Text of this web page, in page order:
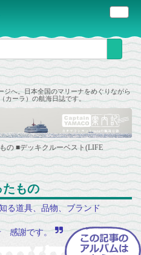
ジへ。日本全国のマリーナをめぐりながら
カーラ）の航海日誌です。
の■デッキクルーベスト(LIFE
たもの
る道具、品物、ブランド
感謝です。